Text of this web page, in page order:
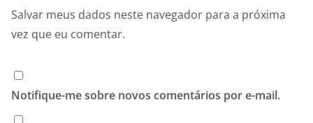
Salvar meus dados neste navegador para a próxima
vez que eu comentar.
Notifique-me sobre novos comentários por e-mail.